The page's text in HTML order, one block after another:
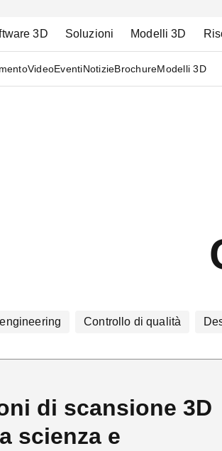
3D Soluzioni Modelli 3D
VideoEventiNotizieBrochureModelli 3D
Controllo di qualità
di scansione 3D
scienza e